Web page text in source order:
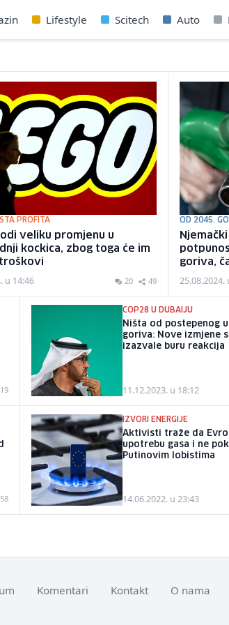
Lifestyle Scitech Auto
PROFITA
veliku promjenu u
kockica, zbog toga će im
u 14:46 20 49
OD 2045.
goriva,
25.08.2024.
19
COP28 U DUBAIJU
Ništa od postepenog
goriva: Nove izmjene
izazvale buru reakcija
11.12.2023. u 18:12
IZVORI ENERGIJE
Aktivisti traže da
upotrebu gasa i ne
Putinovim lobistima
14.06.2022. u 23:43
Komentari Kontakt O nama